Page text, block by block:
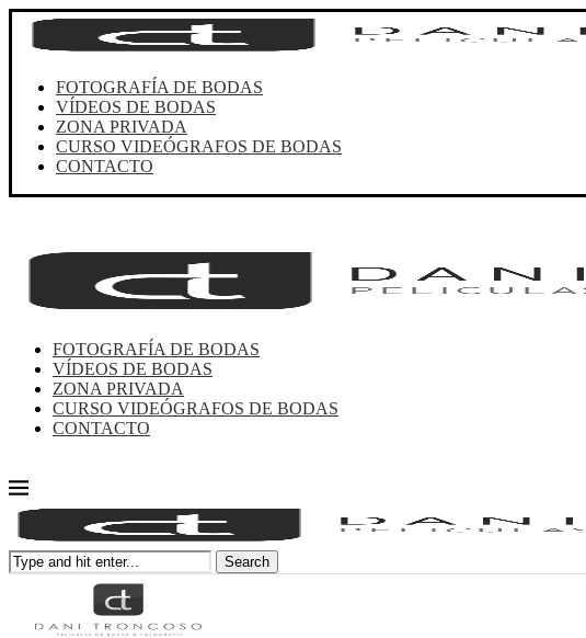
FOTOGRAFÍA DE BODAS
VÍDEOS DE BODAS
ZONA PRIVADA
CURSO VIDEÓGRAFOS DE BODAS
CONTACTO
FOTOGRAFÍA DE BODAS
VÍDEOS DE BODAS
ZONA PRIVADA
CURSO VIDEÓGRAFOS DE BODAS
CONTACTO
Search